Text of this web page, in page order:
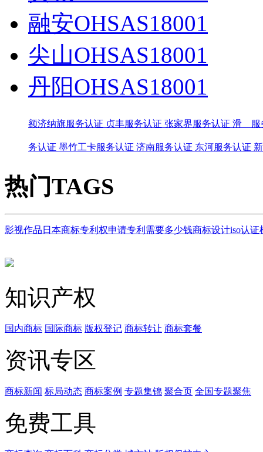
融安OHSAS18001
尖山OHSAS18001
丹阳OHSAS18001
额济纳旗服务认证 贞丰服务认证 张家界服务认证 滑 服
务认证 墨竹工卡服务认证 济南服务认证 东河服务认证
热门TAGS
影视作品 日本商标专利权申请专利需要多少钱商标设计iso认证
知识产权
国内商标 国际商标 版权登记 商标转让 商标套餐
资讯专区
商标新闻 标局动态 商标案例 专题集锦 聚合页 全国专题聚焦
免费工具